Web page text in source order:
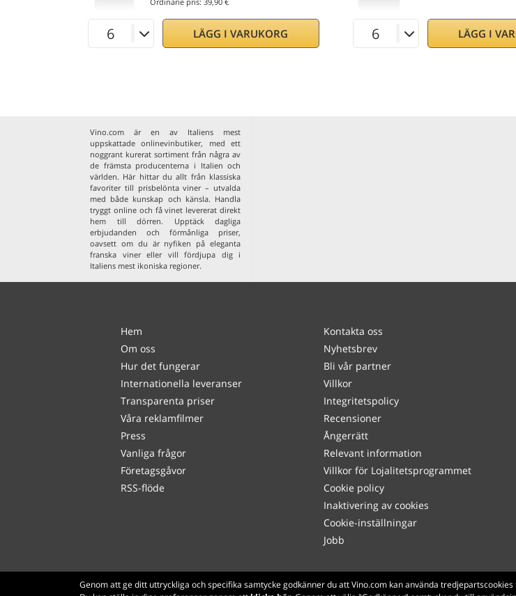
LÄGG I VARUKORG LÄGG I
Vino.com är en av Italiens mest
uppskattade onlinevinbutiker, med ett
noggrant kurerat sortiment från några av
de främsta producenterna i Italien och
världen. Här hittar du allt från klassiska
favoriter till prisbelönta viner – utvalda
med både kunskap och känsla. Handla
tryggt online och få vinet levererat direkt
hem till dörren. Upptäck dagliga
erbjudanden och förmånliga priser,
oavsett om du är nyfiken på eleganta
franska vinereller vill fördjupa dig i
Italiens mest ikoniska regioner.
Hem
Om oss
Hur det fungerar
Internationella leveranser
Transparenta priser
Våra reklamfilmer
Press
Vanliga frågor
Företagsgåvor
RSS-flöde
Kontakta oss
Nyhetsbrev
Bli vår partner
Villkor
Integritetspolicy
Recensioner
Ångerrätt
Relevant information
Villkor för Lojalitetsprogrammet
Cookie policy
Inaktivering av cookies
Cookie-inställningar
Jobb
Made with
in
Genom att ge ditt uttryckliga och specifika samtycke godkänner du att Vino.com kan använda